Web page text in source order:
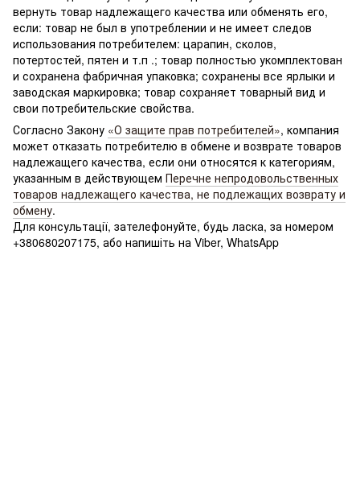
вернуть товар надлежащего качества или обменять его,
если: товар не был в употреблении и не имеет следов
использования потребителем: царапин, сколов,
потертостей, пятен и т.п .; товар полностью укомплектован
и сохранена фабричная упаковка; сохранены все ярлыки и
заводская маркировка; товар сохраняет товарный вид и
свои потребительские свойства.
Согласно Закону «О защите прав потребителей», компания
может отказать потребителю в обмене и возврате товаров
надлежащего качества, если они относятся к категориям,
указанным в действующем Перечне непродовольственных
товаров надлежащего качества, не подлежащих возврату и
обмену.
Для консультації, зателефонуйте, будь ласка, за номером
+380680207175, або напишіть на Viber, WhatsApp